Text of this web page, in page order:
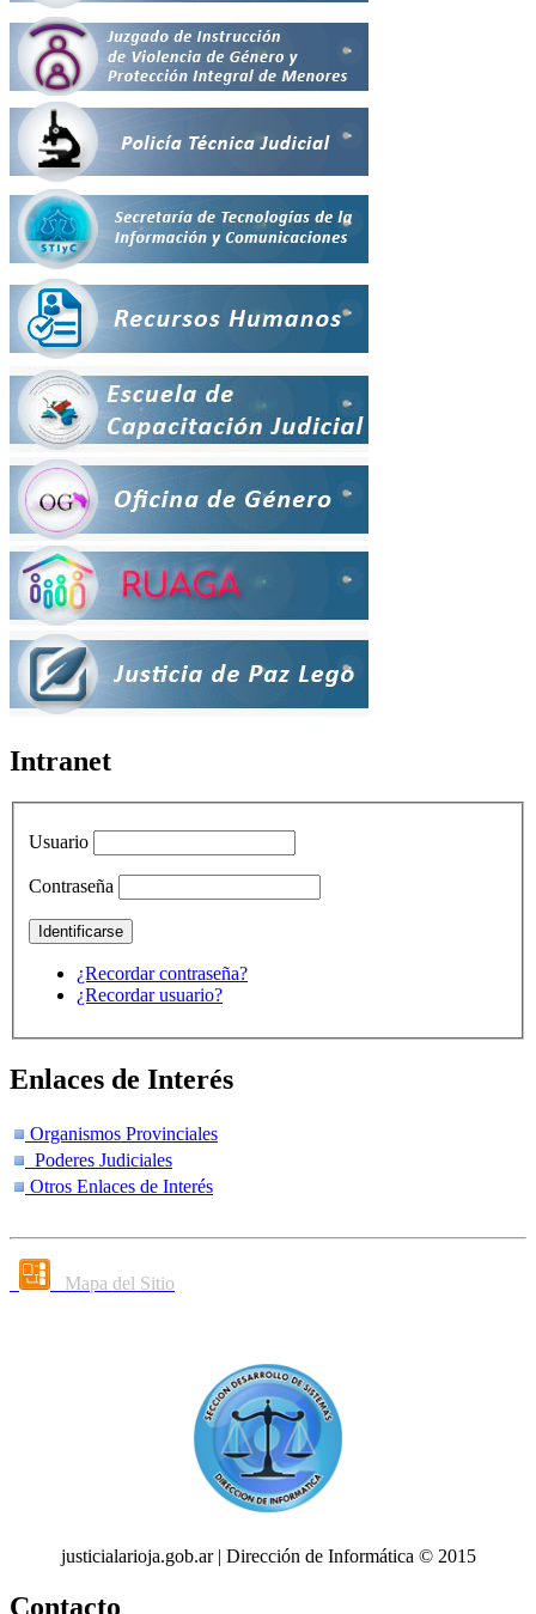
Intranet
Usuario
Contraseña
¿Recordar contraseña?
¿Recordar usuario?
Enlaces de Interés
Organismos Provinciales
Poderes Judiciales
Otros Enlaces de Interés
Mapa del Sitio
justicialarioja.gob.ar | Dirección de Informática © 2015
Contacto